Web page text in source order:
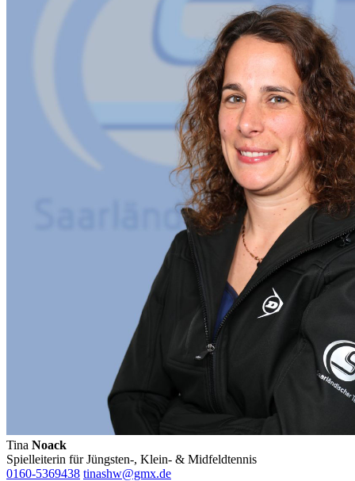
Tina Noack
Spielleiterin für Jüngsten-, Klein- & Midfeldtennis
0160-5369438 tinashw@gmx.de